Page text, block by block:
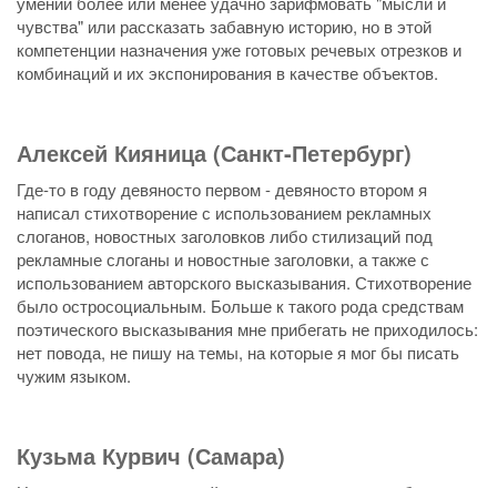
чувства" или рассказать забавную историю, но в этой
компетенции назначения уже готовых речевых отрезков и
комбинаций и их экспонирования в качестве объектов.
Алексей Кияница (Санкт-Петербург)
Где-то в году девяносто первом - девяносто втором я
написал стихотворение с использованием рекламных
слоганов, новостных заголовков либо стилизаций под
рекламные слоганы и новостные заголовки, а также с
использованием авторского высказывания. Стихотворение
было остросоциальным. Больше к такого рода средствам
поэтического высказывания мне прибегать не приходилось:
нет повода, не пишу на темы, на которые я мог бы писать
чужим языком.
Кузьма Курвич (Самара)